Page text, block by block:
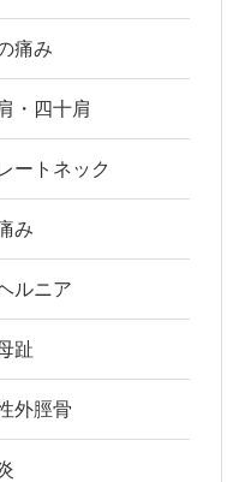
痛み
・四十肩
ートネック
み
ルニア
趾
外脛骨